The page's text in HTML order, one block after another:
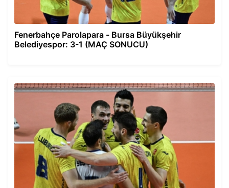
Fenerbahçe Parolapara - Bursa Büyükşehir
Belediyespor: 3-1 (MAÇ SONUCU)